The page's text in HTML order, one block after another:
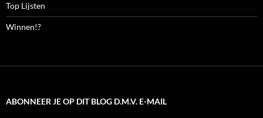
Top Lijsten
Winnen!?
ABONNEER JE OP DIT BLOG D.M.V. E-MAIL